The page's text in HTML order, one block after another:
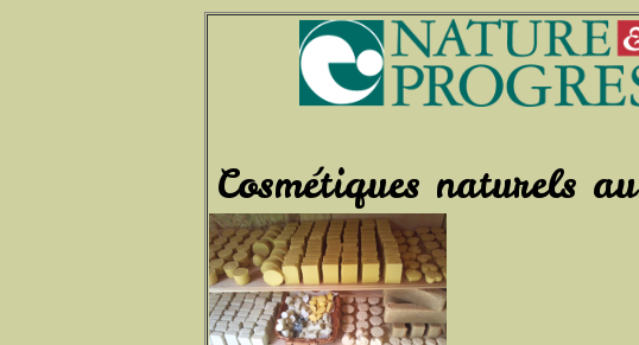
Le
Cosmétiques naturels